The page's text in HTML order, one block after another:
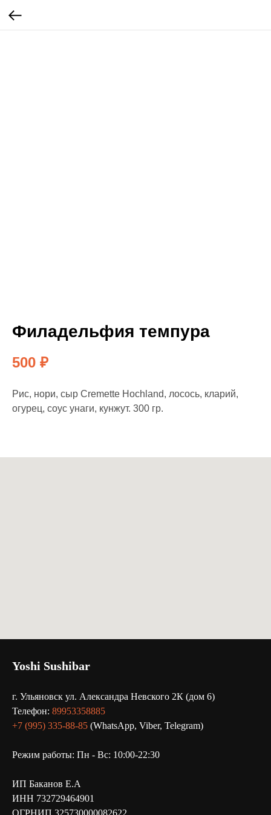
Филадельфия темпура
500 ₽
Рис, нори, сыр Cremette Hochland, лосось, кларий,
огурец, соус унаги, кунжут. 300 гр.
Yoshi Sushibar
г. Ульяновск ул. Александра Невского 2К (дом 6)
Телефон: 89953358885
+7 (995) 335-88-85 (WhatsApp, Viber, Telegram)
Режим работы: Пн - Вс: 10:00-22:30
ИП Баканов Е.А
ИНН 732729464901
ОГРНИП 325730000082622